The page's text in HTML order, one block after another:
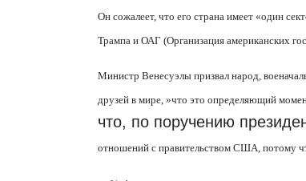
Он сожалеет, что его страна имеет «один
Трампа и ОАГ (Организация американских
Министр Венесуэлы призвал народ,
друзей в мире, »что это определяющий
что, по поручению
отношений с правительством США, потому